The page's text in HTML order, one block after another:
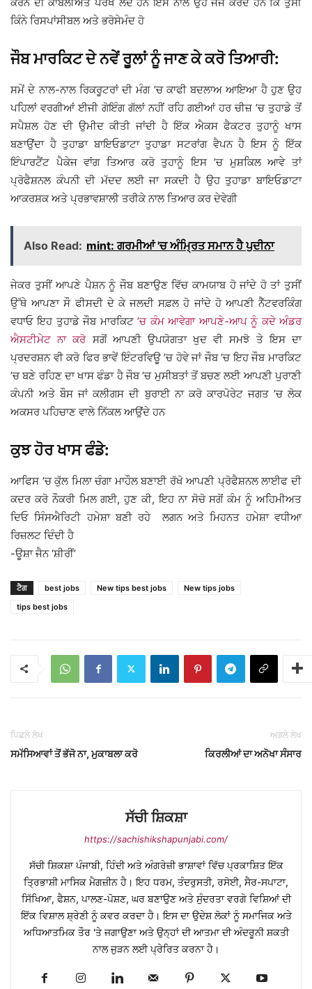
ਕਿੰਨੇ ਰਿਸਪਾਂਸੀਬਲ ਅਤੇ ਭਰੋਸੇਮੰਦ ਹੋ
ਜੌਬ ਮਾਰਕਿਟ ਦੇ ਨਵੇਂ ਰੂਲਾਂ ਨੂੰ ਜਾਣ ਕੇ ਕਰੋ ਤਿਆਰੀ:
ਸਮੇਂ ਦੇ ਨਾਲ-ਨਾਲ ਰਿਕਰੂਟਰਾਂ ਦੀ ਮੰਗ ’ਚ ਕਾਫੀ ਬਦਲਾਅ ਆਇਆ ਹੈ ਹੁਣ ਉਹ
ਪਹਿਲਾਂ ਵਰਗੀਆਂ ਈਜੀ ਗੋਇੰਗ ਗੱਲਾਂ ਨਹੀਂ ਰਹਿ ਗਈਆਂ ਹਰ ਚੀਜ਼ ’ਚ ਤੁਹਾਡੇ ਤੋਂ
ਸਪੈਸ਼ਲ ਹੋਣ ਦੀ ਉਮੀਦ ਕੀਤੀ ਜਾਂਦੀ ਹੈ ਇੱਕ ਐਕਸ ਫੈਕਟਰ ਤੁਹਾਨੂੰ ਖਾਸ
ਬਣਾਉਂਦਾ ਹੈ ਤੁਹਾਡਾ ਬਾਇਓਡਾਟਾ ਤੁਹਾਡਾ ਸਟਰਾਂਗ ਵੈਪਨ ਹੈ ਇਸ ਨੂੰ ਇੱਕ
ਇੰਪਾਰਟੈਂਟ ਪੈਕੇਜ ਵਾਂਗ ਤਿਆਰ ਕਰੋ ਤੁਹਾਨੂੰ ਇਸ ’ਚ ਮੁਸ਼ਕਿਲ ਆਵੇ ਤਾਂ
ਪ੍ਰੋਫੈਸ਼ਨਲ ਕੰਪਨੀ ਦੀ ਮੱਦਦ ਲਈ ਜਾ ਸਕਦੀ ਹੈ ਉਹ ਤੁਹਾਡਾ ਬਾਇਓਡਾਟਾ
ਆਕਰਸ਼ਕ ਅਤੇ ਪ੍ਰਭਾਵਸ਼ਾਲੀ ਤਰੀਕੇ ਨਾਲ ਤਿਆਰ ਕਰ ਦੇਵੇਗੀ
Also Read: mint: ਗਰਮੀਆਂ 'ਚ ਅੰਮ੍ਰਿਤ ਸਮਾਨ ਹੈ ਪੁਦੀਨਾ
ਜੇਕਰ ਤੁਸੀਂ ਆਪਣੇ ਪੈਸ਼ਨ ਨੂੰ ਜੌਬ ਬਣਾਉਣ ਵਿੱਚ ਕਾਮਯਾਬ ਹੋ ਜਾਂਦੇ ਹੋ ਤਾਂ ਤੁਸੀਂ
ਉੱਥੇ ਆਪਣਾ ਸੌ ਫੀਸਦੀ ਦੇ ਕੇ ਜਲਦੀ ਸਫ਼ਲ ਹੋ ਜਾਂਦੇ ਹੋ ਆਪਣੀ ਨੈੱਟਵਰਕਿੰਗ
ਵਧਾਓ ਇਹ ਤੁਹਾਡੇ ਜੌਬ ਮਾਰਕਿਟ’ਚ ਕੰਮ ਆਵੇਗਾ ਆਪਣੇ-ਆਪ ਨੂੰ ਕਦੇ ਅੰਡਰ
ਐਸਟੀਮੇਟ ਨਾ ਕਰੋਸਗੋਂ ਆਪਣੀ ਉਪਯੋਗਤਾ ਖੁਦ ਵੀ ਸਮਝੋ ਤੇ ਇਸ ਦਾ
ਪ੍ਰਦਰਸ਼ਨ ਵੀ ਕਰੋ ਫਿਰ ਭਾਵੇਂ ਇੰਟਰਵਿਊ ’ਚ ਹੋਵੇ ਜਾਂ ਜੌਬ ’ਚ ਇਹ ਜੌਬ ਮਾਰਕਿਟ
’ਚ ਬਣੇ ਰਹਿਣ ਦਾ ਖਾਸ ਫੰਡਾ ਹੈ ਜੌਬ ’ਚ ਮੁਸੀਬਤਾਂ ਤੋਂ ਬਚਣ ਲਈ ਆਪਣੀ ਪੁਰਾਣੀ
ਕੰਪਨੀ ਅਤੇ ਬੌਸ ਜਾਂ ਕਲੀਗਸ ਦੀ ਬੁਰਾਈ ਨਾ ਕਰੋ ਕਾਰਪੋਰੇਟ ਜਗਤ ’ਚ ਲੋਕ
ਅਕਸਰ ਪਹਿਚਾਣ ਵਾਲੇ ਨਿੱਕਲ ਆਉਂਦੇ ਹਨ
ਕੁਝ ਹੋਰ ਖਾਸ ਫੰਡੇ:
ਆਫਿਸ ’ਚ ਕੁੱਲ ਮਿਲਾ ਚੰਗਾ ਮਾਹੌਲ ਬਣਾਈ ਰੱਖੋ ਆਪਣੀ ਪ੍ਰੋਫੈਸ਼ਨਲ ਲਾਈਫ ਦੀ
ਕਦਰ ਕਰੋ ਨੌਕਰੀ ਮਿਲ ਗਈ, ਹੁਣ ਕੀ, ਇਹ ਨਾ ਸੋਚੋ ਸਗੋਂ ਕੰਮ ਨੂੰ ਅਹਿਮੀਅਤ
ਦਿਓ ਸਿੰਸਐਰਿਟੀ ਹਮੇਸ਼ਾ ਬਣੀ ਰਹੇ ਲਗਨ ਅਤੇ ਮਿਹਨਤ ਹਮੇਸ਼ਾ ਵਧੀਆ
ਰਿਜ਼ਲਟ ਦਿੰਦੀ ਹੈ
-ਊਸ਼ਾ ਜੈਨ ‘ਸ਼ੀਰੀਂ’
ਟੈਗ best jobs New tips best jobs
New tips jobs
tips best jobs
ਪਿਛਲੇ ਲੇਖ
ਸਮੱਸਿਆਵਾਂ ਤੋਂ ਭੱਜੋ ਨਾ, ਮੁਕਾਬਲਾ ਕਰੋ
ਅਗਲੇ ਲੇਖ
ਕਿਰਲੀਆਂ ਦਾ ਅਨੋਖਾ ਸੰਸਾਰ
ਸੱਚੀ ਸ਼ਿਕਸ਼ਾ
https://sachishikshapunjabi.com/
ਸੱਚੀ ਸ਼ਿਕਸ਼ਾ ਪੰਜਾਬੀ, ਹਿੰਦੀ ਅਤੇ ਅੰਗਰੇਜ਼ੀ ਭਾਸ਼ਾਵਾਂ ਵਿੱਚ ਪ੍ਰਕਾਸ਼ਿਤ ਇੱਕ
ਤ੍ਰਿਭਾਸ਼ੀ ਮਾਸਿਕ ਮੈਗਜ਼ੀਨ ਹੈ। ਇਹ ਧਰਮ, ਤੰਦਰੁਸਤੀ, ਰਸੋਈ, ਸੈਰ-ਸਪਾਟਾ,
ਸਿੱਖਿਆ, ਫੈਸ਼ਨ, ਪਾਲਣ-ਪੋਸ਼ਣ, ਘਰ ਬਣਾਉਣ ਅਤੇ ਸੁੰਦਰਤਾ ਵਰਗੇ ਵਿਸ਼ਿਆਂ ਦੀ
ਇੱਕ ਵਿਸ਼ਾਲ ਸ਼੍ਰੇਣੀ ਨੂੰ ਕਵਰ ਕਰਦਾ ਹੈ। ਇਸ ਦਾ ਉਦੇਸ਼ ਲੋਕਾਂ ਨੂੰ ਸਮਾਜਿਕ ਅਤੇ
ਅਧਿਆਤਮਿਕ ਤੌਰ 'ਤੇ ਜਗਾਉਣਾ ਅਤੇ ਉਨ੍ਹਾਂ ਦੀ ਆਤਮਾ ਦੀ ਅੰਦਰੂਨੀ ਸ਼ਕਤੀ
ਨਾਲ ਜੁੜਨ ਲਈ ਪ੍ਰੇਰਿਤ ਕਰਨਾ ਹੈ।